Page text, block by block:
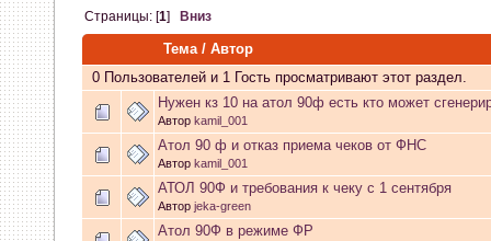
07 Апреля 2026, 13:38:32
GenKass:whookey: никак
07 Апреля 2026, 12:02:14
whookey:GenKass а если
никак не видит?
Страницы: [1 Вниз
Тема/Автор
0 Пользователей и 1 Гость просматривают этот раздел.
Нужен кз 10 на атол 90ф есть кто может
Автор kamil_001
Атол 90 ф и отказ приема чеков от ФНС
Автор kamil_001
АТОЛ 90Ф и требования к чеку с 1 сентября
Автор jeka-green
Атол 90Ф в режиме ФР